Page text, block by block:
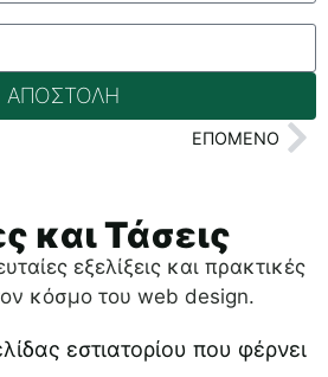
ΑΠΟΣΤΟΛΗ
ΕΠΌΜΕΝΟ
και Τάσεις
εξελίξεις και πρακτικές
κόσμο του web design.